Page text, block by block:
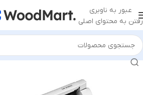
عبور به ناوبری
رفتن به محتوای اصلی
خانه/ماشین‌های اداری/اسکنر/اسکنر معمولی